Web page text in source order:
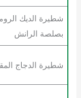
شطيرة الديك
بصلصة الرانش
شطيرة الدجاج